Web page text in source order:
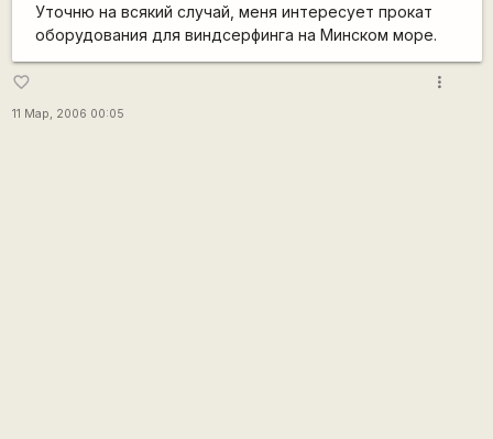
Уточню на всякий случай, меня интересует прокат
оборудования для виндсерфинга на Минском море.
favorite_border
11 Мар, 2006 00:05
more_vert